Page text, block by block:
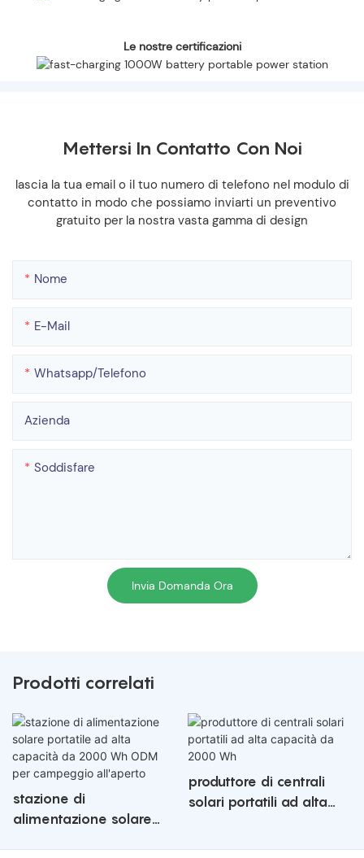
Le nostre certificazioni
Mettersi In Contatto Con Noi
lascia la tua email o il tuo numero di telefono nel modulo di
contatto in modo che possiamo inviarti un preventivo
gratuito per la nostra vasta gamma di design
Nome
E-Mail
Whatsapp/telefono
Azienda
Soddisfare
Invia Domanda Ora
Prodotti correlati
stazione di
alimentazione solare
produttore di centrali
solari portatili ad alta